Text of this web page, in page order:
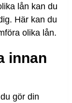
lån kan du
Här kan du
olika lån.
innan
gör din